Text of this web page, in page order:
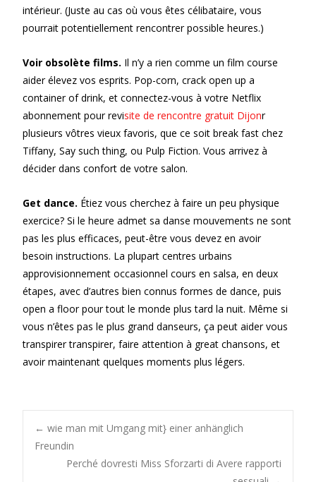
intérieur. (Juste au cas où vous êtes célibataire, vous
pourrait potentiellement rencontrer possible heures.)
Voir obsolète films. Il n’y a rien comme un film course
aider élevez vos esprits. Pop-corn, crack open up a
container of drink, et connectez-vous à votre Netflix
abonnement pour revisite de rencontre gratuit Dijonr
plusieurs vôtres vieux favoris, que ce soit break fast chez
Tiffany, Say such thing, ou Pulp Fiction. Vous arrivez à
décider dans confort de votre salon.
Get dance. Étiez vous cherchez à faire un peu physique
exercice? Si le heure admet sa danse mouvements ne sont
pas les plus efficaces, peut-être vous devez en avoir
besoin instructions. La plupart centres urbains
approvisionnement occasionnel cours en salsa, en deux
étapes, avec d’autres bien connus formes de dance, puis
open a floor pour tout le monde plus tard la nuit. Même si
vous n’êtes pas le plus grand danseurs, ça peut aider vous
transpirer transpirer, faire attention à great chansons, et
avoir maintenant quelques moments plus légers.
Post
← wie man mit Umgang mit} einer anhänglich
Freundin
Perché dovresti Miss Sforzarti di Avere rapporti